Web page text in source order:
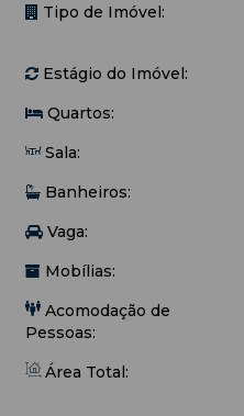
da Administradora do edifício
diretamente na portaria do
É PROIBIDO: uso da
festas.
Tipo de Imóvel:
Estágio do Imóvel:
Quartos:
Sala:
Banheiros:
Vaga:
Mobílias:
Acomodação de
Pessoas:
Área Total: